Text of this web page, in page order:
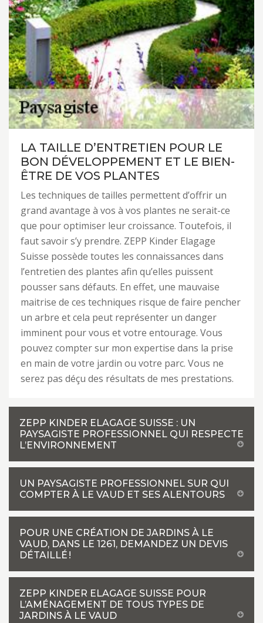
LA TAILLE D’ENTRETIEN POUR LE
BON DÉVELOPPEMENT ET LE BIEN-
ÊTRE DE VOS PLANTES
Les techniques de tailles permettent d’offrir un
grand avantage à vos à vos plantes ne serait-ce
que pour optimiser leur croissance. Toutefois, il
faut savoir s’y prendre. ZEPP Kinder Elagage
Suisse possède toutes les connaissances dans
l’entretien des plantes afin qu’elles puissent
pousser sans défauts. En effet, une mauvaise
maitrise de ces techniques risque de faire pencher
un arbre et cela peut représenter un danger
imminent pour vous et votre entourage. Vous
pouvez compter sur mon expertise dans la prise
en main de votre jardin ou votre parc. Vous ne
serez pas déçu des résultats de mes prestations.
ZEPP KINDER ELAGAGE SUISSE : UN
PAYSAGISTE PROFESSIONNEL QUI RESPECTE
L’ENVIRONNEMENT
UN PAYSAGISTE PROFESSIONNEL SUR QUI
COMPTER À LE VAUD ET SES ALENTOURS
POUR UNE CRÉATION DE JARDINS À LE
VAUD, DANS LE 1261, DEMANDEZ UN DEVIS
DÉTAILLÉ !
ZEPP KINDER ELAGAGE SUISSE POUR
L’AMÉNAGEMENT DE TOUS TYPES DE
JARDINS À LE VAUD